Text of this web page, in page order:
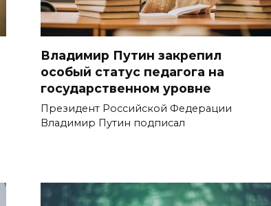
Владимир Путин закрепил
особый статус педагога на
государственном уровне
Президент Российской Федерации
Владимир Путин подписал